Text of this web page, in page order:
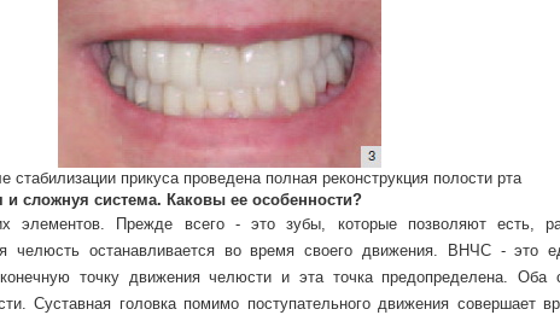
стабилизации прикуса проведена полная реконструкция полости рта
и сложнуя система. Каковы ее особенности?
элементов. Прежде всего - это зубы, которые позволяют есть,
челюсть останавливается во время своего движения. ВНЧС - это
точку движения челюсти и эта точка предопределена. Оба
Суставная головка помимо поступательного движения совершает